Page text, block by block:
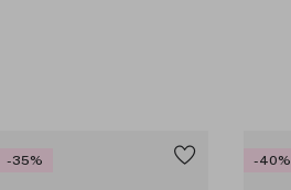
-35% -40%